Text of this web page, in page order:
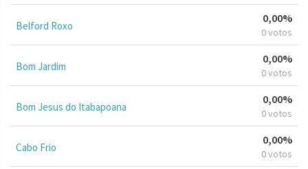
Belford Roxo
0,00%
0 votos
Bom Jardim
0,00%
0 votos
Bom Jesus do Itabapoana
0,00%
0 votos
Cabo Frio
0,00%
0 votos